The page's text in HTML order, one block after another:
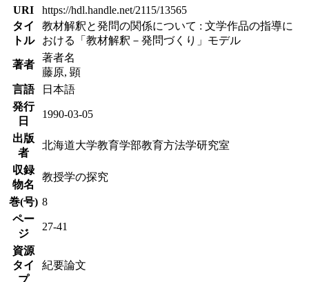
URI
https://hdl.handle.net/2115/13565
タイ
トル
教材解釈と発問の関係について : 文学作品の指導に
おける「教材解釈－発問づくり」モデル
著者
著者名
藤原, 顕
言語
日本語
発行
日
1990-03-05
出版
者
北海道大学教育学部教育方法学研究室
収録
物名
教授学の探究
巻(号) 8
ペー
ジ
27-41
資源
タイ
プ
紀要論文